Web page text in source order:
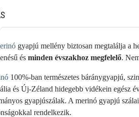
gyapjú mellény biztosan megtalálja a
és minden évszakhoz megfelelő.
100%-ban természetes báránygyapjú,
és Új-Zéland hidegebb vidékein egész
gyapjúszálak. A merinó gyapjú
rendelkezik.